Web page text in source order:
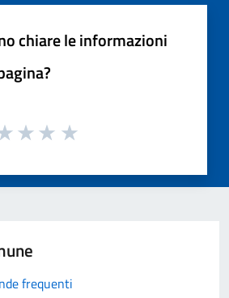
chiare le informazioni
frequenti